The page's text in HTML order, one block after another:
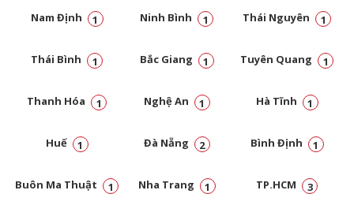
Nam Định 1 Ninh Bình 1 Thái Nguyên 1
Thái Bình 1 Bắc Giang 1 Tuyên Quang 1
Thanh Hóa 1 Nghệ An 1 Hà Tĩnh 1
Huế 1 Đà Nẵng 2 Bình Định 1
Buôn Ma Thuật 1 Nha Trang 1 TP.HCM 3